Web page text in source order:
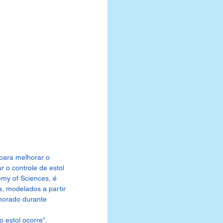
melhorar o
o controle de estol
of Sciences, é
modelados a partir
durante
estol ocorre”,